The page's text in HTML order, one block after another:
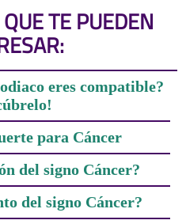
TE PUEDEN
eres compatible?
para Cáncer
del signo Cáncer?
del signo Cáncer?